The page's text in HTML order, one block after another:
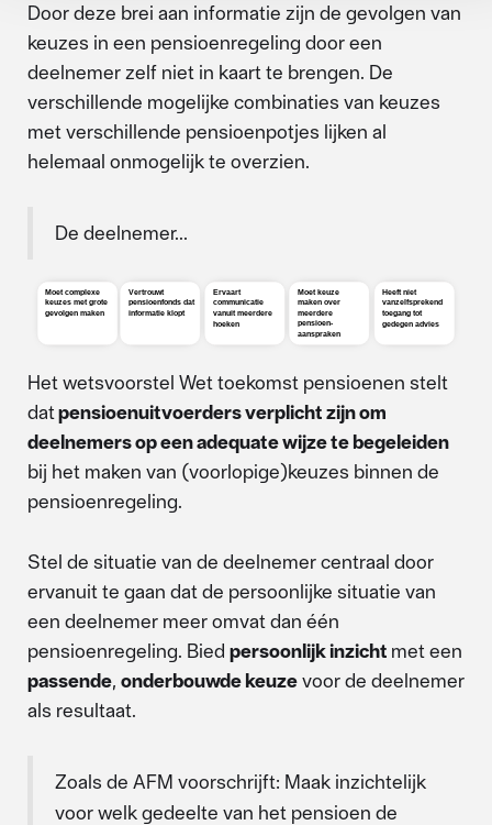
Door deze brei aan informatie zijn de gevolgen van
keuzes in een pensioenregeling door een
deelnemer zelf niet in kaart te brengen. De
verschillende mogelijke combinaties van keuzes
met verschillende pensioenpotjes lijken al
helemaal onmogelijk te overzien.
De deelnemer...
Het wetsvoorstel Wet toekomst pensioenen stelt
datpensioenuitvoerders verplicht zijn om
deelnemers op een adequate wijze te begeleiden
bij het maken van (voorlopige)keuzes binnen de
pensioenregeling.
Stel de situatie van de deelnemer centraal door
ervanuit te gaan dat de persoonlijke situatie van
een deelnemer meer omvat dan één
pensioenregeling. Bied persoonlijk inzicht met een
passende, onderbouwde keuzevoor de deelnemer
als resultaat.
Zoals de AFM voorschrijft: Maak inzichtelijk
voor welk gedeelte van het pensioen de